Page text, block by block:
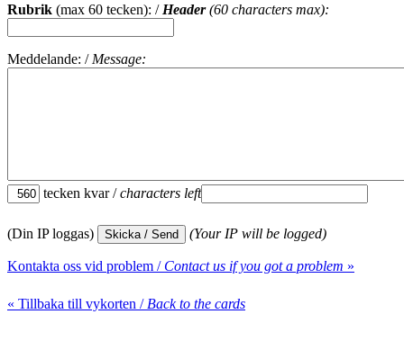
Rubrik (max 60 tecken): / Header(60 characters max):
Meddelande: / Message:
tecken kvar /characters left
(Din IP loggas) (Your IP will be logged)
Kontakta oss vid problem / Contact us if you got a problem »
« Tillbaka till vykorten / Back to the cards